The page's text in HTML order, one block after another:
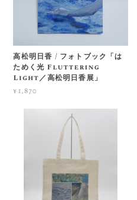
高松明日香 / フォトブック「は
ためく光 Fluttering
Light／高松明日香展」
¥1,870